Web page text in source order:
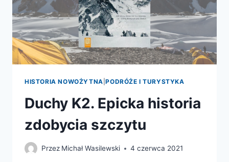
K2
HISTORIA NOWOŻYTNA |PODRÓŻE I TURYSTYKA
Duchy K2. Epicka historia
zdobycia szczytu
Przez Michał Wasilewski 4 czerwca 2021